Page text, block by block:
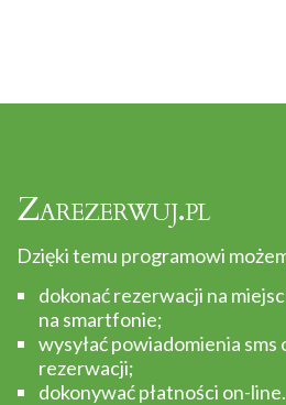
Zarezerwuj.pl
Dzięki temu programowi
dokonać rezerwacji na
na smartfonie;
wysyłać powiadomienia sms
rezerwacji;
dokonywać płatności on-line.